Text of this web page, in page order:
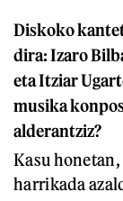
Diskoko
dira: Izaro
eta Itziar
musika
alderantziz?
Kasu
harrikada